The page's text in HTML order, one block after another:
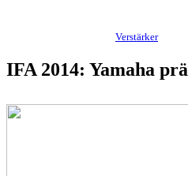
Verstärker
IFA 2014: Yamaha